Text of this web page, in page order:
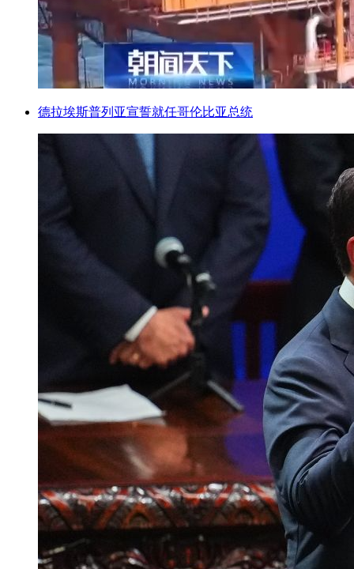
德拉埃斯普列亚宣誓就任哥伦比亚总统